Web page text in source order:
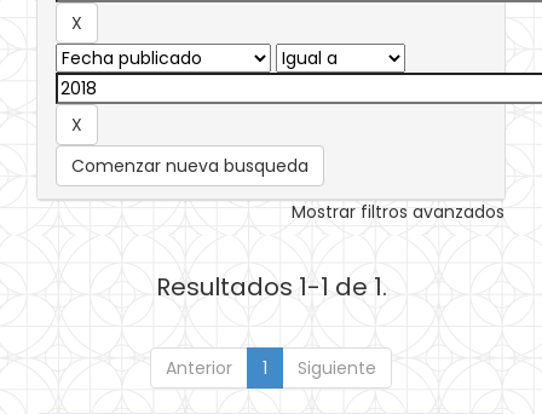
Comenzar nueva busqueda
Mostrar filtros avanzados
Resultados 1-1 de 1.
Anterior 1 Siguiente